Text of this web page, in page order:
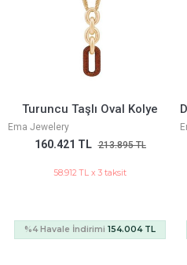
Ema Jewelery
16.740 TL 22.319 TL
6.147 TL x 3 taksit
%4 Havale İndirimi16.070 TL